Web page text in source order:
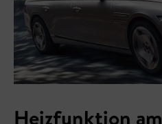
Heizfunktion am